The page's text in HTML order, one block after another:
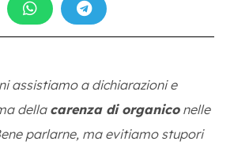
assistiamo a dichiarazioni e
della carenza di organiconelle
parlarne, ma evitiamo stupori